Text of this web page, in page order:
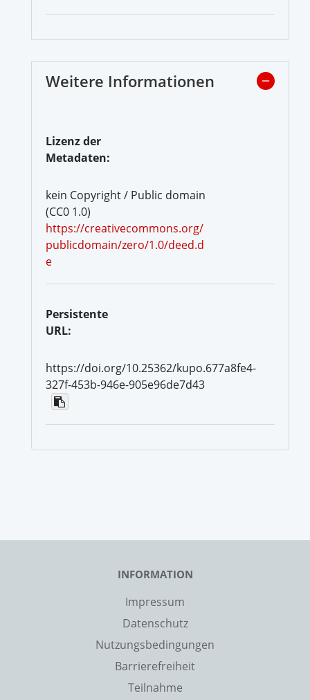
Weitere Informationen
Lizenz der
Metadaten:
kein Copyright / Public domain
(CC0 1.0)
https://creativecommons.org/
publicdomain/zero/1.0/deed.d
e
Persistente
URL:
https://doi.org/10.25362/kupo.677a8fe4-
327f-453b-946e-905e96de7d43
INFORMATION
Impressum
Datenschutz
Nutzungsbedingungen
Barrierefreiheit
Teilnahme